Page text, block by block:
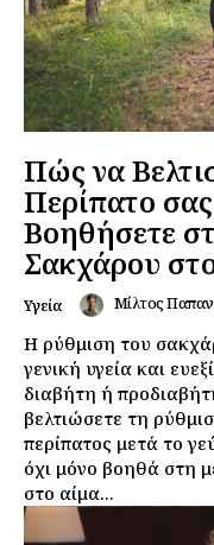
Πώς να
Περίπατο
Βοηθήσετε
Σακχάρου
Υγεία Μίλτος
Η ρύθμιση του
γενική υγεία και
διαβήτη ή
βελτιώσετε τη
περίπατος μετά το
όχι μόνο βοηθά στη
στο αίμα...